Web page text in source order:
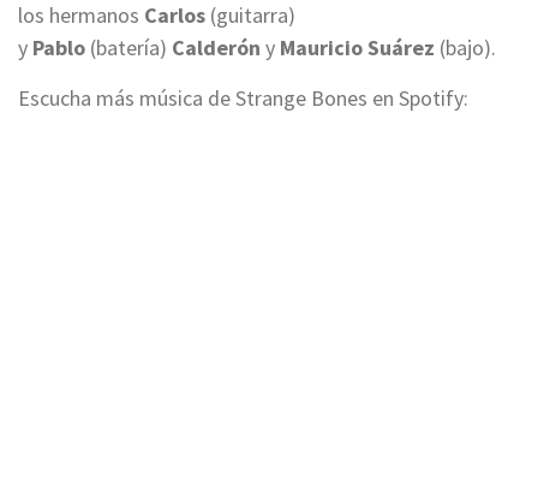
los hermanos Carlos (guitarra)
y Pablo (batería) Calderón y Mauricio Suárez (bajo).
Escucha más música de Strange Bones en Spotify: